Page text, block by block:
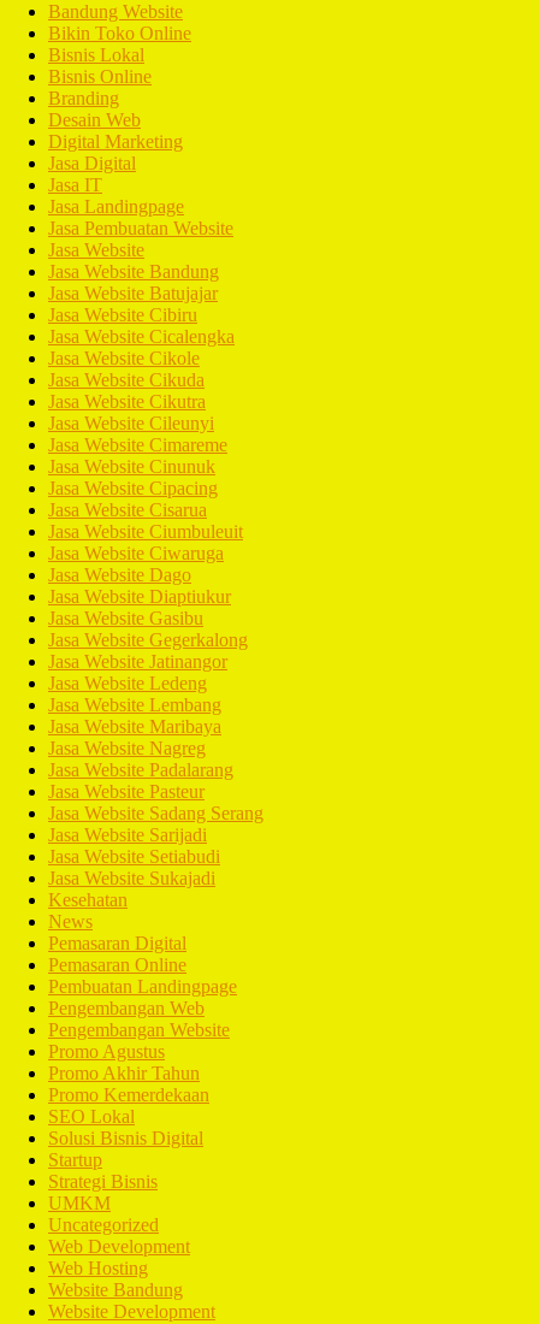
Bandung Website
Bikin Toko Online
Bisnis Lokal
Bisnis Online
Branding
Desain Web
Digital Marketing
Jasa Digital
Jasa IT
Jasa Landingpage
Jasa Pembuatan Website
Jasa Website
Jasa Website Bandung
Jasa Website Batujajar
Jasa Website Cibiru
Jasa Website Cicalengka
Jasa Website Cikole
Jasa Website Cikuda
Jasa Website Cikutra
Jasa Website Cileunyi
Jasa Website Cimareme
Jasa Website Cinunuk
Jasa Website Cipacing
Jasa Website Cisarua
Jasa Website Ciumbuleuit
Jasa Website Ciwaruga
Jasa Website Dago
Jasa Website Diaptiukur
Jasa Website Gasibu
Jasa Website Gegerkalong
Jasa Website Jatinangor
Jasa Website Ledeng
Jasa Website Lembang
Jasa Website Maribaya
Jasa Website Nagreg
Jasa Website Padalarang
Jasa Website Pasteur
Jasa Website Sadang Serang
Jasa Website Sarijadi
Jasa Website Setiabudi
Jasa Website Sukajadi
Kesehatan
News
Pemasaran Digital
Pemasaran Online
Pembuatan Landingpage
Pengembangan Web
Pengembangan Website
Promo Agustus
Promo Akhir Tahun
Promo Kemerdekaan
SEO Lokal
Solusi Bisnis Digital
Startup
Strategi Bisnis
UMKM
Uncategorized
Web Development
Web Hosting
Website Bandung
Website Development